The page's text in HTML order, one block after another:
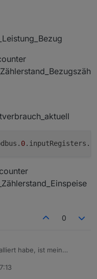
0.inputRegisters.
0
habe, ist mein
gewissen zeit ein,
50%